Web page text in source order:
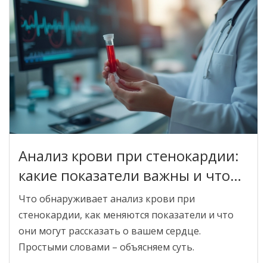
Анализ крови при стенокардии:
какие показатели важны и что
они значат
Что обнаруживает анализ крови при
стенокардии, как меняются показатели и что
они могут рассказать о вашем сердце.
Простыми словами – объясняем суть.